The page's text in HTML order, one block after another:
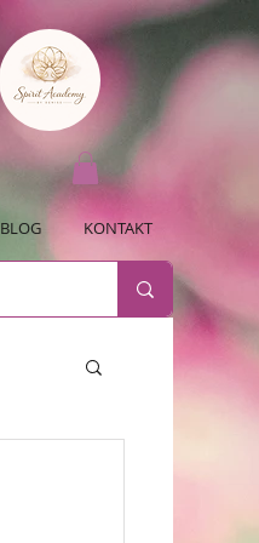
BLOG KONTAKT